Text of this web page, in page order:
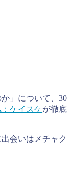
」について、30
：ケイスケが徹底
会いはメチャク